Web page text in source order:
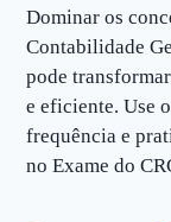
Dominar os
Contabilidade
pode
e eficiente. Use
frequência e
no Exame do